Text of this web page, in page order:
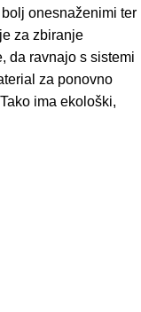
onesnaženimi ter
za zbiranje
da ravnajo s sistemi
za ponovno
ima ekološki,